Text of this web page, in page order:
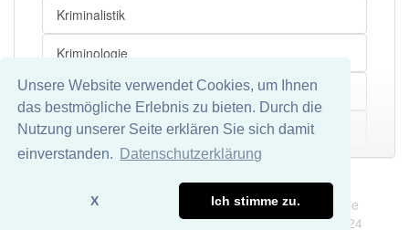
Unsere Website verwendet Cookies, um Ihnen
das bestmögliche Erlebnis zu bieten. Durch die
Nutzung unserer Seite erklären Sie sich damit
einverstanden.
Datenschutzerklärung
X Ich stimme zu.
Kriminalistik
Kriminologie
Ermittlungsarbeit
Täter
Tathergang
Mehr
Datenschutz
Wir übernehmen keine Garantie und keine Haftung für die
Richtigkeit und Vollständigkeit dieser Seite. DDDEasy 2024